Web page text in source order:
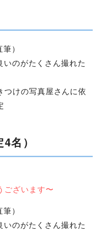
）
のがたくさん撮れた
けの写真屋さんに依
名）
ございます〜
）
のがたくさん撮れた